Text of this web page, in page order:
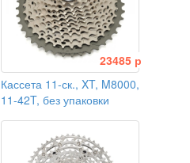
23485 р
Кассета 11-ск., XT, M8000,
11-42T, без упаковки